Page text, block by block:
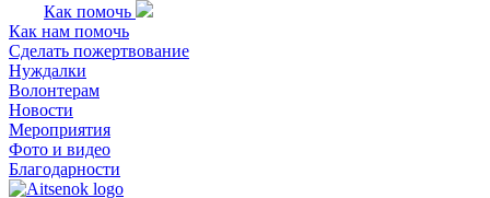
Как помочь
Как нам помочь
Сделать пожертвование
Нуждалки
Волонтерам
Новости
Мероприятия
Фото и видео
Благодарности